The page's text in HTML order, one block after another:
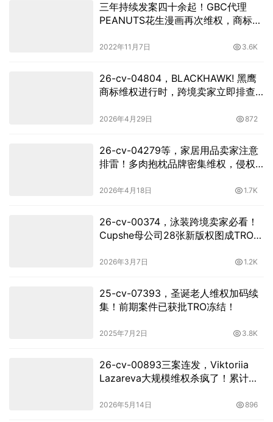
三年持续发案四十余起！GBC代理
PEANUTS花生漫画再次维权，商标名
2022年11月7日 3.6K
26-cv-04804，BLACKHAWK! 黑鹰
商标维权进行时，跨境卖家立即排查
2026年4月29日 872
26-cv-04279等，家居用品卖家注意
排雷！多肉抱枕品牌密集维权，侵权
2026年4月18日 1.7K
26-cv-00374，泳装跨境卖家必看！
Cupshe母公司28张新版权图成TRO高
2026年3月7日 1.2K
25-cv-07393，圣诞老人维权加码续
集！前期案件已获批TRO冻结！
2025年7月2日 3.8K
26-cv-00893三案连发，Viktoriia
Lazareva大规模维权杀疯了！累计上
2026年5月14日 896